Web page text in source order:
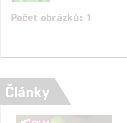
Počet obrázků: 1
Články